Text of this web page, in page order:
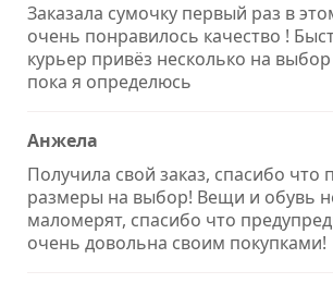
Заказала сумочку первый раз в
очень понравилось качество !
курьер привёз несколько на
пока я определюсь
Анжела
Получила свой заказ, спасибо что
размеры на выбор! Вещи и обувь
маломерят, спасибо что
очень довольна своим покупками!